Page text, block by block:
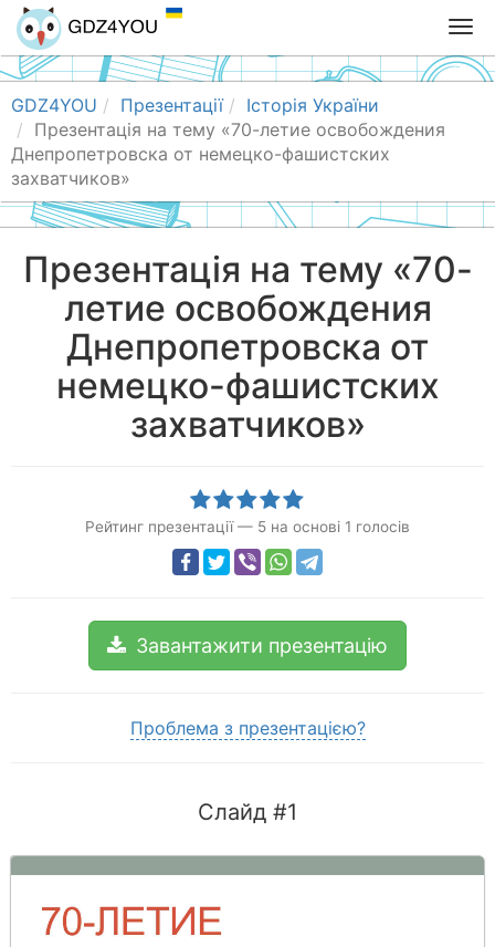
T
o
g
a
v
g
GDZ4YOU Презентації
Історія України
Презентація на тему «70-летие освобождения
Днепропетровска от немецко-фашистских
захватчиков»
Презентація на тему «70-
летие освобождения
Днепропетровска от
немецко-фашистских
захватчиков»
Рейтинг презентації — 5 на основі 1 голосів
Завантажити презентацію
Проблема з презентацією?
Слайд #1